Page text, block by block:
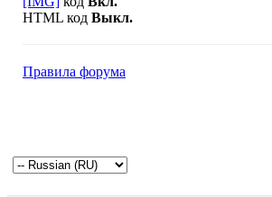
HTML код Выкл.
Правила форума